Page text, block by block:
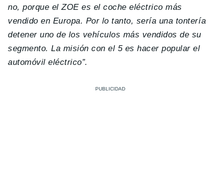
no, porque el ZOE es el coche eléctrico más
vendido en Europa. Por lo tanto, sería una tontería
detener uno de los vehículos más vendidos de su
segmento. La misión con el 5 es hacer popular el
automóvil eléctrico”.